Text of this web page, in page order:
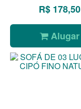
R$ 178,50
Alugar